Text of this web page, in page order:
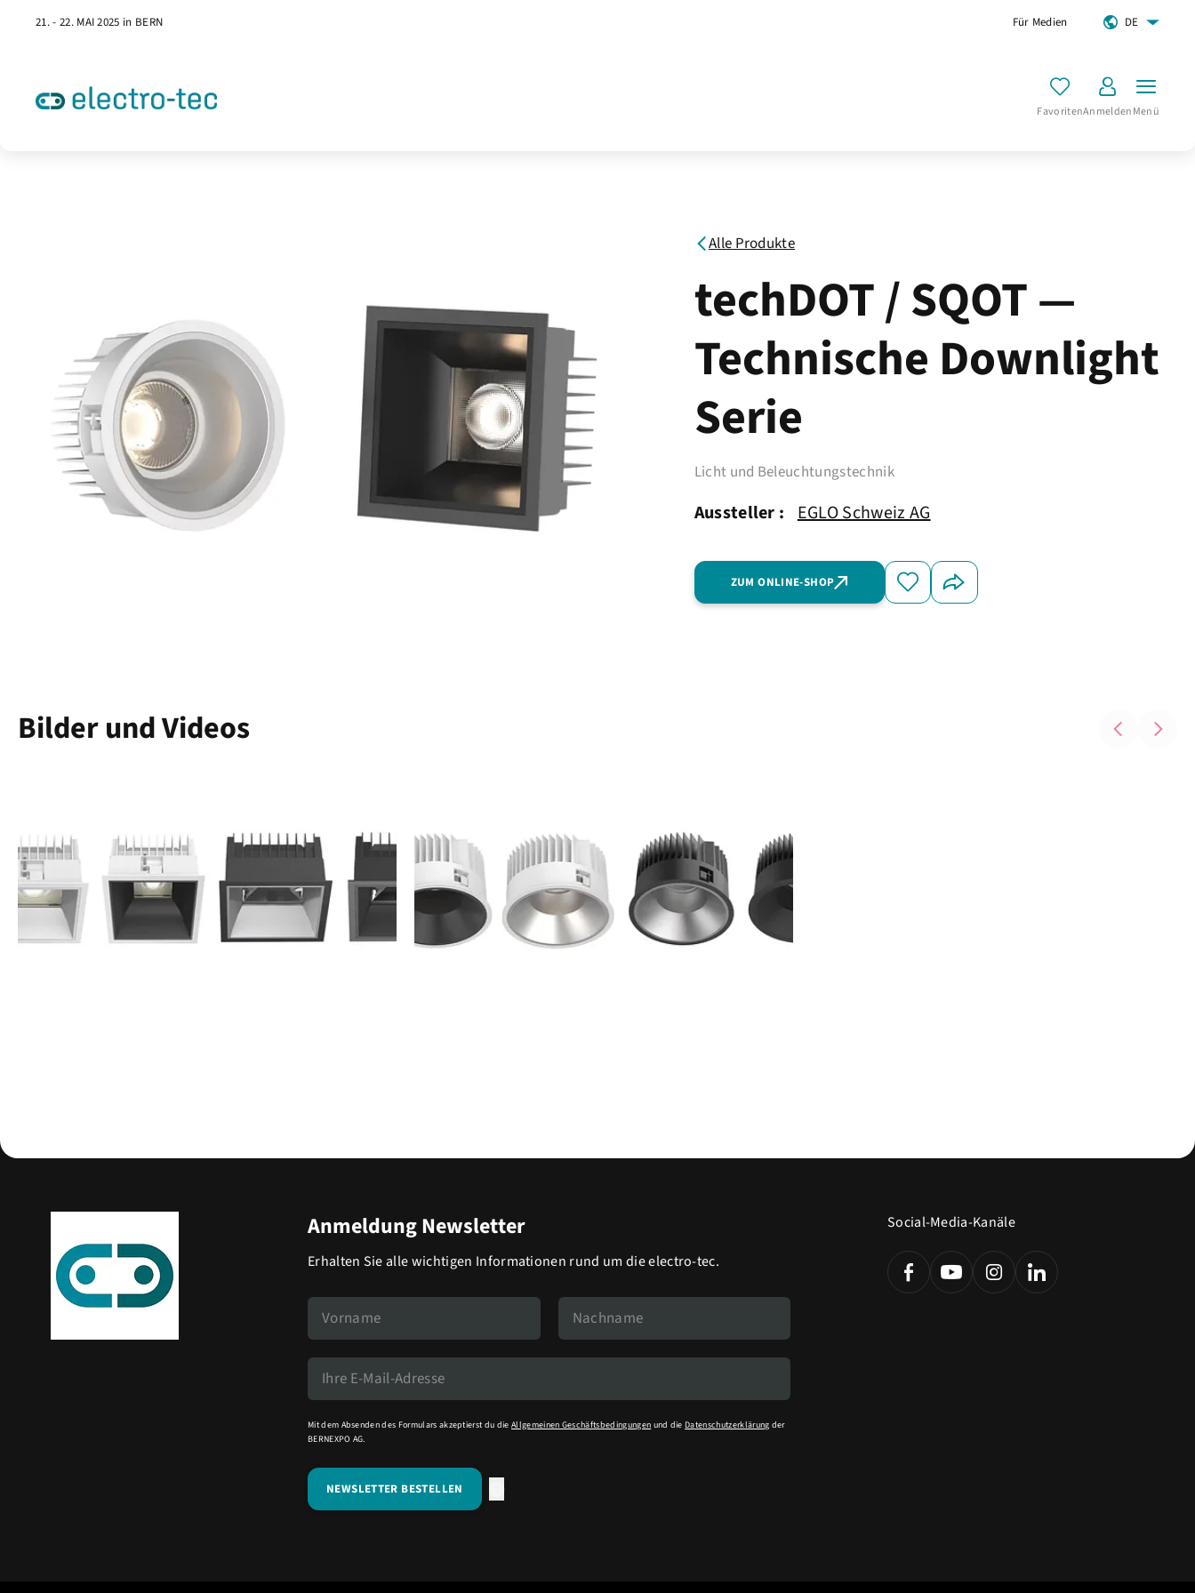
21. - 22. MAI 2025 in BERN Für Medien DE
FavoritenAnmeldenMenü
Alle Produkte
techDOT / SQOT —
Technische Downlight
Serie
Licht und Beleuchtungstechnik
Aussteller : EGLO Schweiz AG
ZUM ONLINE-SHOP
Bilder und Videos
Anmeldung Newsletter
Erhalten Sie alle wichtigen Informationen rund um die electro-tec.
Mit dem Absenden des Formulars akzeptierst du die Allgemeinen Geschäftsbedingungen und die Datenschutzerklärung der
BERNEXPO AG.
Social-Media-Kanäle